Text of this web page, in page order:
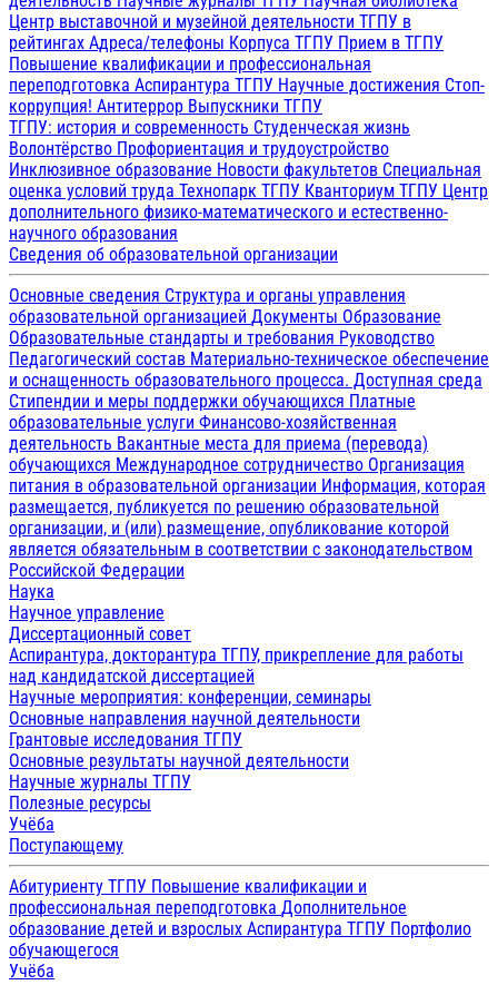
Центр выставочной и музейной деятельности ТГПУ в
рейтингах Адреса/телефоны Корпуса ТГПУ Прием в ТГПУ
Повышение квалификации и профессиональная
переподготовка Аспирантура ТГПУ Научные достижения Стоп-
коррупция! Антитеррор Выпускники ТГПУ
ТГПУ: история и современность Студенческая жизнь
Волонтёрство Профориентация и трудоустройство
Инклюзивное образование Новости факультетов Специальная
оценка условий труда Технопарк ТГПУ Кванториум ТГПУ Центр
дополнительного физико-математического и естественно-
научного образования
Сведения об образовательной организации
Основные сведения Структура и органы управления
образовательной организацией Документы Образование
Образовательные стандарты и требования Руководство
Педагогический состав Материально-техническое обеспечение
и оснащенность образовательного процесса. Доступная среда
Стипендии и меры поддержки обучающихся Платные
образовательные услуги Финансово-хозяйственная
деятельность Вакантные места для приема (перевода)
обучающихся Международное сотрудничество Организация
питания в образовательной организации Информация, которая
размещается, публикуется по решению образовательной
организации, и (или) размещение, опубликование которой
является обязательным в соответствии с законодательством
Российской Федерации
Наука
Научное управление
Диссертационный совет
Аспирантура, докторантура ТГПУ, прикрепление для работы
над кандидатской диссертацией
Научные мероприятия: конференции, семинары
Основные направления научной деятельности
Грантовые исследования ТГПУ
Основные результаты научной деятельности
Научные журналы ТГПУ
Полезные ресурсы
Учёба
Поступающему
Абитуриенту ТГПУ Повышение квалификации и
профессиональная переподготовка Дополнительное
образование детей и взрослых Аспирантура ТГПУ Портфолио
обучающегося
Учёба